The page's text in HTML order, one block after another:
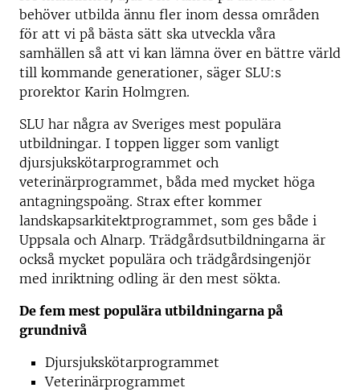
behöver utbilda ännu fler inom dessa områden
för att vi på bästa sätt ska utveckla våra
samhällen så att vi kan lämna över en bättre värld
till kommande generationer, säger SLU:s
prorektor Karin Holmgren.
SLU har några av Sveriges mest populära
utbildningar. I toppen ligger som vanligt
djursjukskötarprogrammet och
veterinärprogrammet, båda med mycket höga
antagningspoäng. Strax efter kommer
landskapsarkitektprogrammet, som ges både i
Uppsala och Alnarp. Trädgårdsutbildningarna är
också mycket populära och trädgårdsingenjör
med inriktning odling är den mest sökta.
De fem mest populära utbildningarna på
grundnivå
Djursjukskötarprogrammet
Veterinärprogrammet